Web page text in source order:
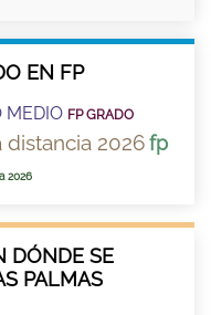
EN FP
MEDIO FP GRADO
2026fp
2026
DÓNDE SE
PALMAS